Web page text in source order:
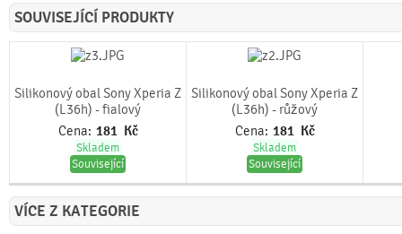
SOUVISEJÍCÍ PRODUKTY
Silikonový obal Sony Xperia Z
(L36h) - fialový
Cena: 181 Kč
Skladem
Související
Silikonový obal Sony Xperia Z
(L36h) - růžový
Cena: 181 Kč
Skladem
Související
VÍCE Z KATEGORIE